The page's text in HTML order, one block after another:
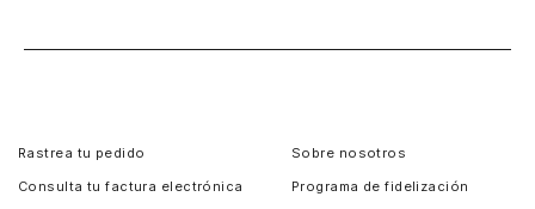
Rastrea tu pedido
Consulta tu factura electrónica
Sobre nosotros
Programa de fidelización